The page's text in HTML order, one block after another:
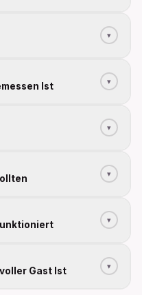
▾
Ist ▾
▾
▾
▾
Gast Ist ▾